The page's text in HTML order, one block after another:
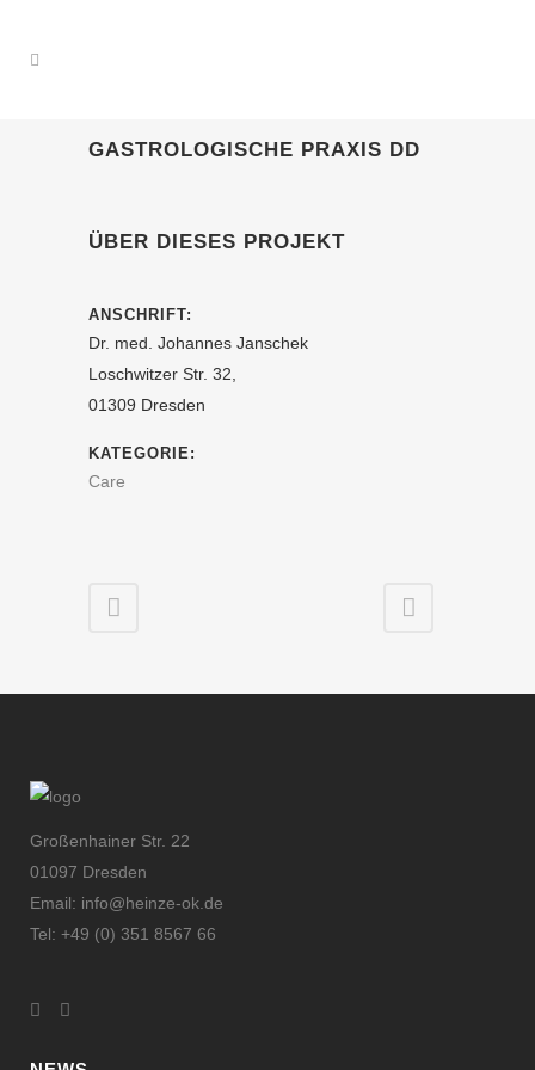
GASTROLOGISCHE PRAXIS DD
ÜBER DIESES PROJEKT
ANSCHRIFT:
Dr. med. Johannes Janschek
Loschwitzer Str. 32,
01309 Dresden
KATEGORIE:
Care
Großenhainer Str. 22
01097 Dresden
Email: info@heinze-ok.de
Tel: +49 (0) 351 8567 66